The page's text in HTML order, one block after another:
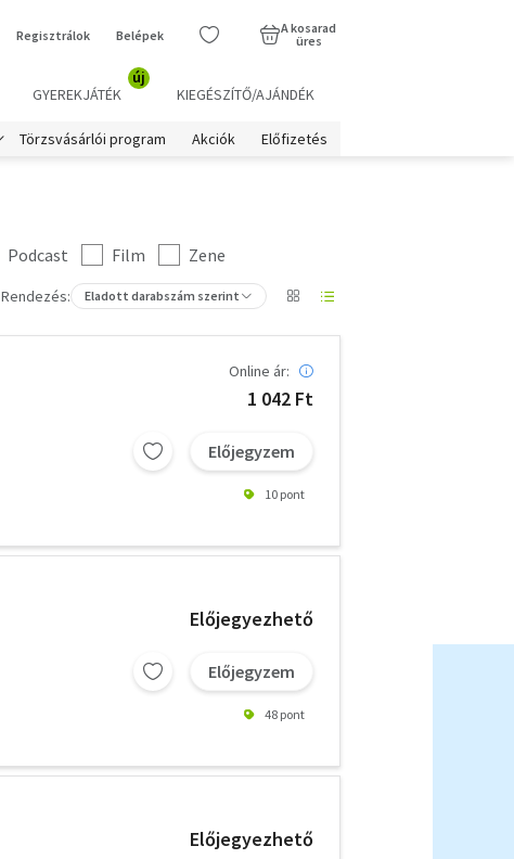
Regisztrálok Belépek
A kosarad
üres
GYEREKJÁTÉK
új
KIEGÉSZÍTŐ/AJÁNDÉK
Törzsvásárlói program Akciók Előfizetés
Podcast Film
Zene
Rendezés: Eladott darabszám szerint
Online ár:
1 042 Ft
Előjegyzem
10 pont
Előjegyezhető
Előjegyzem
48 pont
Előjegyezhető